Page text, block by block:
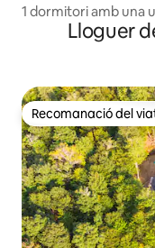
1 dormitori amb una
CITQ 297060
Lloguer
Recomanació del
Recomanació del